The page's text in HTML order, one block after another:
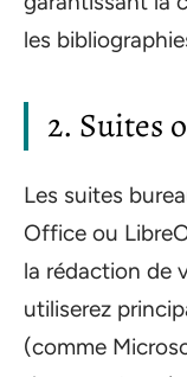
les
2. Suites
Les suites
Office ou
la rédaction de
utiliserez
(comme